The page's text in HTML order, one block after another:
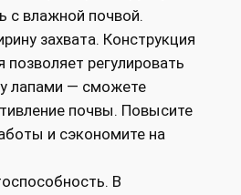
с влажной почвой.
захвата. Конструкция
позволяет регулировать
лапами — сможете
почвы. Повысите
и сэкономите на
В